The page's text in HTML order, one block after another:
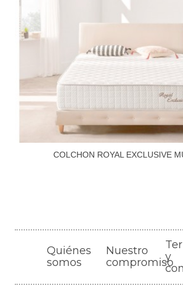
COLCHON ROYAL EXCLUSIVE
Quiénes
somos
Nuestro
compromiso
y